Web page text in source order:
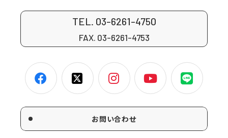
TEL. 03-6261-4750
FAX. 03-6261-4753
お問い合わせ